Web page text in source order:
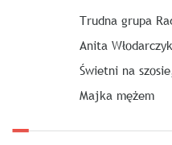
Trudna grupa
Anita
Świetni na
Majka mężem